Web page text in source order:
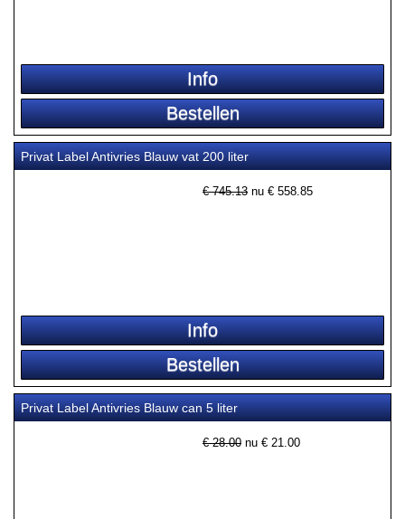
Privat Label Antivries Blauw vat 200 liter
€ 745.13 nu € 558.85
Privat Label Antivries Blauw can 5 liter
€ 28.00 nu € 21.00